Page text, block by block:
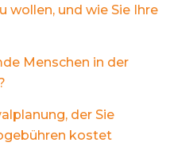
wollen, und wie Sie Ihre
Menschen in der
der Sie
kostet